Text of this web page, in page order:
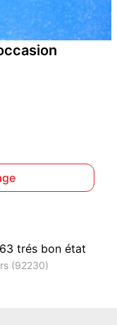
trés bon état
(92230)